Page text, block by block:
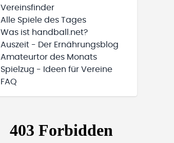
Vereinsfinder
Alle Spiele des Tages
Was ist handball.net?
Auszeit - Der Ernährungsblog
Amateurtor des Monats
Spielzug - Ideen für Vereine
FAQ